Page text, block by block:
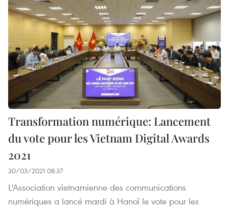
Transformation numérique: Lancement
du vote pour les Vietnam Digital Awards
2021
30/03/2021 08:37
L'Association vietnamienne des communications
numériques a lancé mardi à Hanoï le vote pour les